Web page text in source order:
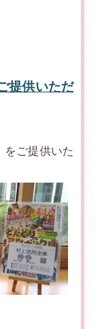
提供いただ
をご提供いた